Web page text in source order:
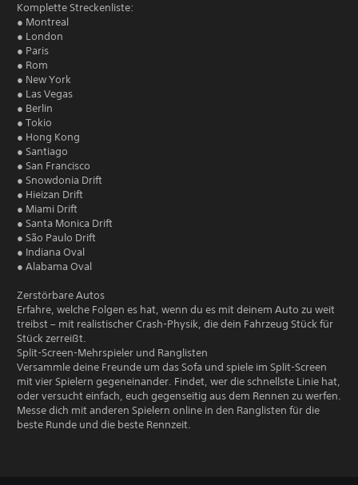
Komplette Streckenliste:
● Montreal
● London
● Paris
● Rom
● New York
● Las Vegas
● Berlin
● Tokio
● Hong Kong
● Santiago
● San Francisco
● Snowdonia Drift
● Hieizan Drift
● Miami Drift
● Santa Monica Drift
● São Paulo Drift
● Indiana Oval
● Alabama Oval
Zerstörbare Autos
Erfahre, welche Folgen es hat, wenn du es mit deinem Auto zu weit
treibst – mit realistischer Crash-Physik, die dein Fahrzeug Stück für
Stück zerreißt.
Split-Screen-Mehrspieler und Ranglisten
Versammle deine Freunde um das Sofa und spiele im Split-Screen
mit vier Spielern gegeneinander. Findet, wer die schnellste Linie hat,
oder versucht einfach, euch gegenseitig aus dem Rennen zu werfen.
Messe dich mit anderen Spielern online in den Ranglisten für die
beste Runde und die beste Rennzeit.